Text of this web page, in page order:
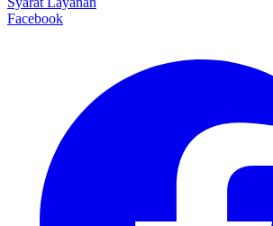
Facebook